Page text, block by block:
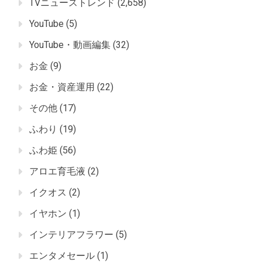
TVニューストレンド (2,658)
YouTube (5)
YouTube・動画編集 (32)
お金 (9)
お金・資産運用 (22)
その他 (17)
ふわり (19)
ふわ姫 (56)
アロエ育毛液 (2)
イクオス (2)
イヤホン (1)
インテリアフラワー (5)
エンタメセール (1)